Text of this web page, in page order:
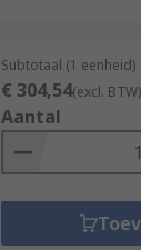
Subtotaal (1 eenheid)
€ 304,54(excl. BTW)
Aantal